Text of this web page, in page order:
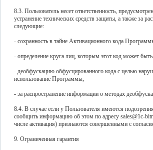
8.3. Пользователь несет ответственность,
устранение технических средств защиты, а также за
следующие:
- сохранность в тайне Активационного кода
- определение круга лиц, которым этот код может быть
- деобфускацию обфусцированного кода с целью
использование Программы;
- за распространение информации о методах
8.4. В случае если у Пользователя имеются
сообщить информацию об этом по адресу sales@1c-
числе активация) признаются совершенными с
9. Ограниченная гарантия